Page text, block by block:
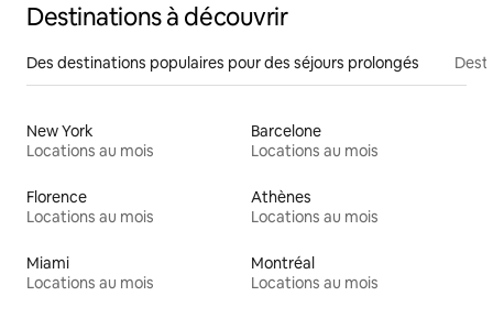
Destinations à découvrir
Des destinations populaires pour des séjours prolongés
New York
Locations au mois
Barcelone
Locations au mois
Florence
Locations au mois
Athènes
Locations au mois
Miami
Locations au mois
Montréal
Locations au mois